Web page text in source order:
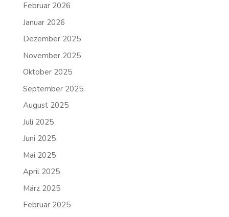
Februar 2026
Januar 2026
Dezember 2025
November 2025
Oktober 2025
September 2025
August 2025
Juli 2025
Juni 2025
Mai 2025
April 2025
März 2025
Februar 2025